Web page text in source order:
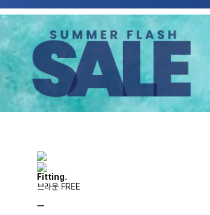
Fitting.
브라운 FREE
ㅡ